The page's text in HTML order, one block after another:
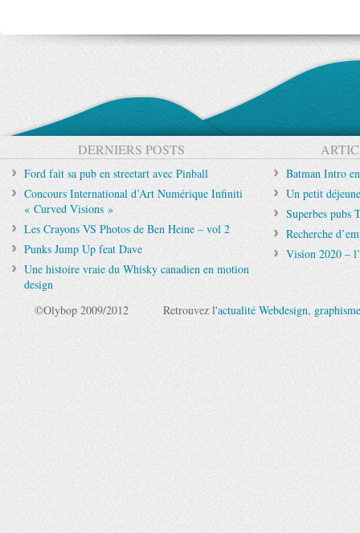
DERNIERS POSTS
Ford fait sa pub en streetart avec Pinball
Concours International d’Art Numérique Infiniti
« Curved Visions »
Les Crayons VS Photos de Ben Heine – vol 2
Punks Jump Up feat Dave
Une histoire vraie du Whisky canadien en motion
design
Batman Intro
Un petit
Superbes pubs
Recherche
Vision 2020 –
©Olybop 2009/2012 Retrouvez l'actualité Webdesign, graphisme